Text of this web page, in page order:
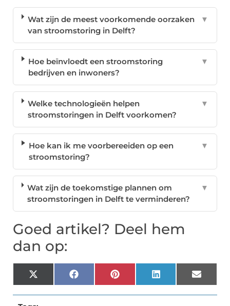
Wat zijn de meest voorkomende oorzaken
van stroomstoring in Delft?
▼
Hoe beïnvloedt een stroomstoring
bedrijven en inwoners?
▼
Welke technologieën helpen
stroomstoringen in Delft voorkomen?
▼
Hoe kan ik me voorbereeiden op een
stroomstoring?
▼
Wat zijn de toekomstige plannen om
stroomstoringen in Delft te verminderen?
▼
Goed artikel? Deel hem
dan op:
X
(Twitter)
FacebookPinterest LinkedIn Email